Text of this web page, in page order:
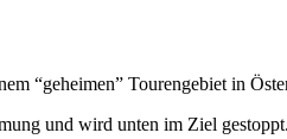
“geheimen” Tourengebiet in
und wird unten im Ziel